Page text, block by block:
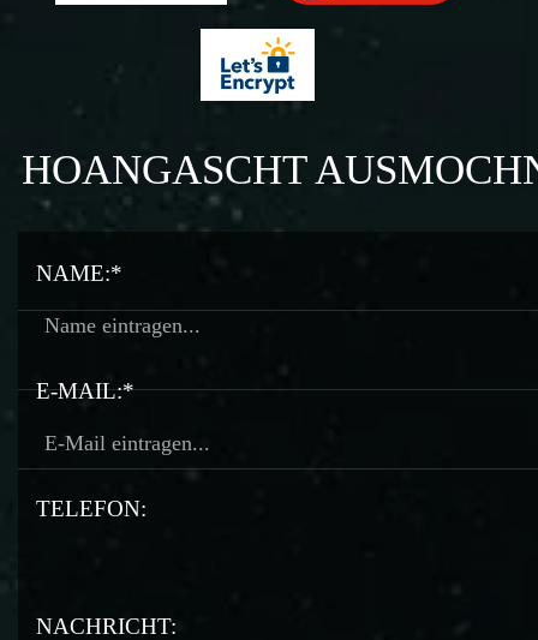
HOANGASCHT
NAME:*
E-MAIL:*
TELEFON:
TELEFON:
NACHRICHT: